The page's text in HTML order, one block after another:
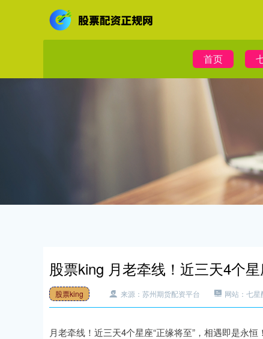
首页
股票king 月老牵线！近三天4个
股票king 来源：苏州期货配资平台 网站：七星
月老牵线！近三天4个星座“正缘将至”，相遇即是永恒！